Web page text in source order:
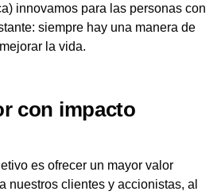
innovamos para las personas con
siempre hay una manera de
mejorar la vida.
con impacto
es ofrecer un mayor valor
nuestros clientes y accionistas, al